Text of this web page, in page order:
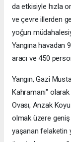
da etkisiyle hızla
ve çevre illerden
yoğun
Yangına havadan
aracı ve 450
Yangın, Gazi
Kahramanı" olarak
Ovası, Anzak
olmak üzere
yaşanan felaketin